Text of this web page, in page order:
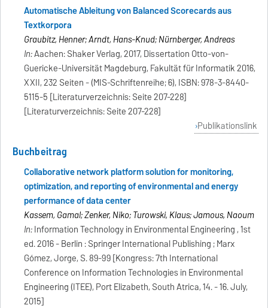
Automatische Ableitung von Balanced Scorecards aus
Textkorpora
Graubitz, Henner; Arndt, Hans-Knud; Nürnberger, Andreas
In:Aachen: Shaker Verlag, 2017, Dissertation Otto-von-
Guericke-Universität Magdeburg, Fakultät für Informatik 2016,
XXII, 232 Seiten - (MIS-Schriftenreihe; 6), ISBN: 978-3-8440-
5115-5 [Literaturverzeichnis: Seite 207-228]
[Literaturverzeichnis: Seite 207-228]
Publikationslink
Buchbeitrag
Collaborative network platform solution for monitoring,
optimization, and reporting of environmental and energy
performance of data center
Kassem, Gamal; Zenker, Niko; Turowski, Klaus; Jamous, Naoum
In:Information Technology in Environmental Engineering , 1st
ed. 2016 - Berlin : Springer International Publishing ; Marx
Gómez, Jorge, S. 89-99 [Kongress: 7th International
Conference on Information Technologies in Environmental
Engineering (ITEE), Port Elizabeth, South Atrica, 14. - 16. July,
2015]